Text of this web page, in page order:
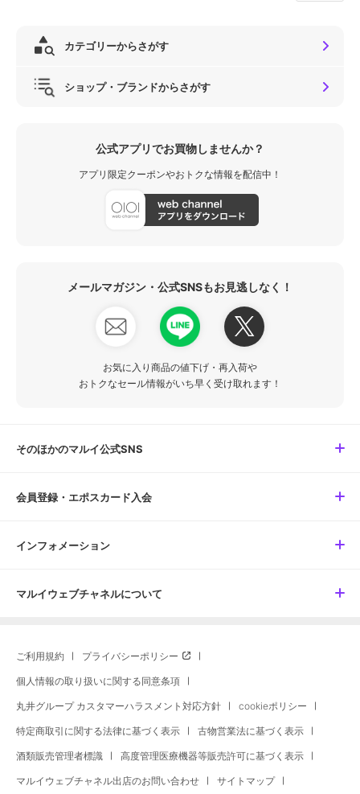
カテゴリーからさがす
ショップ・ブランドからさがす
公式アプリでお買物しませんか？
アプリ限定クーポンやおトクな情報を配信中！
メールマガジン・公式SNSもお見逃しなく！
お気に入り商品の値下げ・再入荷や
おトクなセール情報がいち早く受け取れます！
そのほかのマルイ公式SNS
会員登録・エポスカード入会
インフォメーション
マルイウェブチャネルについて
ご利用規約 プライバシーポリシー
個人情報の取り扱いに関する同意条項
丸井グループ カスタマーハラスメント対応方針 cookieポリシー
特定商取引に関する法律に基づく表示 古物営業法に基づく表示
酒類販売管理者標識 高度管理医療機器等販売許可に基づく表示
マルイウェブチャネル出店のお問い合わせ サイトマップ